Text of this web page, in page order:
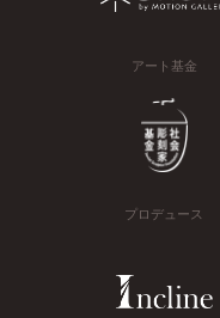
アート基金
プロデュース